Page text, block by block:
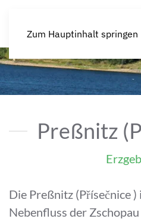
Zum Hauptinhalt springen
Preßnitz
Die Preßnitz (Přísečnice
Nebenfluss der